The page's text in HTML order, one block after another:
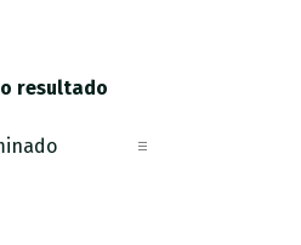
resultado